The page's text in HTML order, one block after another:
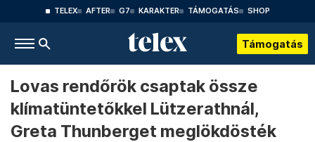
TELEX AFTER G7 KARAKTER TÁMOGATÁS SHOP
Támogatás
Lovas rendőrök csaptak össze
klímatüntetőkkel Lützerathnál,
Greta Thunberget meglökdösték